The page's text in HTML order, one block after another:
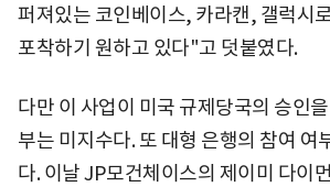
퍼져있는 코인베이스, 카라캔, 갤럭시
포착하기 원하고 있다"고 덧붙였다.
다만 이 사업이 미국 규제당국의 승인
부는 미지수다. 또 대형 은행의 참여 여
다. 이날 JP모건체이스의 제이미 다이